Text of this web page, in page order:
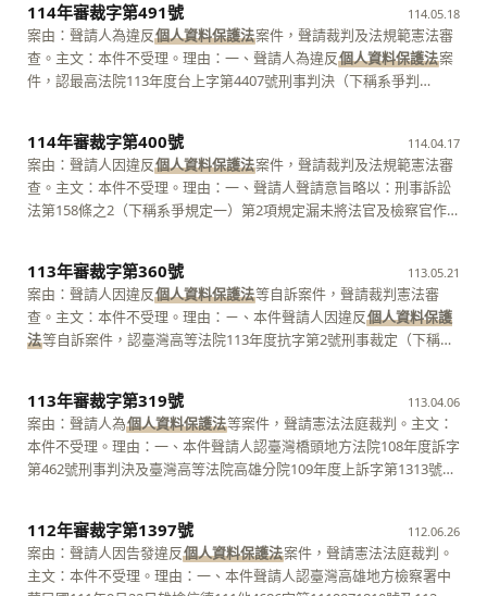
理解，牴觸憲法，聲請裁判憲法審查等語。 二、按人民於其憲法上所
保障之權利遭受不法侵害，經依法定程序用盡審級救濟程序，對於所
受不利確定終局裁判，認有牴觸憲法者，得自用盡審級救濟之最終裁
判送達後翌日起之6個月不變期間內，聲請憲法法庭為宣告違憲之判
查庭得以一致決裁定不受理，憲訴法第59條及第15條第2項第7款定有
明文。又，憲訴法第59條第1項所定裁判憲法審查制度，係賦予人民就
其依法定程序用盡審級救濟之案件，認確定終局裁判解釋及適用法
律，有誤認或忽略基本權利重要意義，或違反通常情況下所理解之憲
查，如非針對確定終局裁判就法律之解釋、適用悖離憲法基本權利與
憲法價值，而僅爭執法院認事用法所持見解者，即難謂合於聲請裁判
憲法審查之法定要件。 三、核聲請人意旨所陳，僅係以一己之見解，
爭執系爭確定終局裁定認事用法所持見解，尚難謂已具體敘明其憲法
要件不合，本庭爰以一致決裁定不受理。 憲法法庭第二審查庭 審判
長 大法官 呂太郎 大法官大法官 蔡宗珍 朱富美
114年審裁字第491號 114.05.18
案由：聲請人為違反個人資料保護法案件，聲請裁判及法規範憲法審
查。主文：本件不受理。理由：一、聲請人為違反個人資料保護法案
件，認最高法院113年度台上字第4407號刑事判決（下稱系爭判
判決未通知聲請人及其辯護人該案係採書面審理模式及最後補充陳述
之時間，遽予駁回聲請人之第三審上訴，致聲請人無從有效行使防禦
權，顯違反正當法律程序、公平審判原則，並侵害聲請人受憲法第16
條保障之訴訟權；另系爭規定未設有判決前應通知上訴人最後補充理
及憲法第16條保障訴訟權之意旨。 (二)聲請人於判決確定後，向執行
檢察官聲請拷貝其遭沒收之筆記型電腦及隨身硬碟中與其日常生活或
工作職業相關之重要檔案，執行檢察官認該等電磁紀錄為沒收效力所
及，而駁回聲請，上開駁回處分肇因於系爭判決認該等電磁紀錄之處
理，概屬檢察官之職權，而未為明確之指示所致，執行檢察官因而擅
按人民於其憲法上所保障之權利遭受不法侵害，經依法定程序用盡審
級救濟程序，對於所受不利確定終局裁判，或該裁判及其所適用之法
規範，認有牴觸憲法者，得聲請憲法法庭為宣告違憲之判決；聲請不
合程式或不備其他要件，審查庭得以一致決裁定不受理，憲法訴訟法
經系爭判決以上訴不合法予以駁回，核聲請意旨，聲請人係對終審法
院之程序進行事項及裁判理由而為爭執，是本件聲請應以系爭判決為
確定終局判決。 (二)系爭規定係立法者考量第三審為法律審及終審，
114年審裁字第400號 114.04.17
案由：聲請人因違反個人資料保護法案件，聲請裁判及法規範憲法審
查。主文：本件不受理。理由：一、聲請人聲請意旨略以：刑事訴訟
法第158條之2（下稱系爭規定一）第2項規定漏未將法官及檢察官作
條所定告知義務所取得被告或犯罪嫌疑人之陳述，就其證據能力有無
之認定，為如系爭規定一所定之規範，是系爭規定一及二均侵害聲請
人受憲法保障之訴訟權而違憲。另，最高法院112年度台上字第3824
號刑事判決（下稱系爭終審判決）不當適用系爭規定二、臺灣高等法
系爭規定一，以及臺灣新北地方法院109年度訴字第941號刑事判決
（下稱系爭第一審判決）未適用系爭規定一之結果，致檢察官於他案
偵查程序中違背刑事訴訟法第95條規定之告知義務所取得聲請人以告
發人身分所為對己不利之陳述（下稱系爭自白），仍具證據能力，侵
程序用盡審級救濟程序，對於所受不利確定終局裁判，或該裁判及其
所適用之法規範，認有牴觸憲法者，得聲請憲法法庭為宣告違憲之判
決；依其立法意旨，裁判憲法審查制度乃為處理各法院裁判於解釋法
113年審裁字第360號 113.05.21
案由：聲請人因違反個人資料保護法等自訴案件，聲請裁判憲法審
查。主文：本件不受理。理由：ㄧ、本件聲請人因違反個人資料保護
法等自訴案件，認臺灣高等法院113年度抗字第2號刑事裁定（下稱系
障財產權及訴訟權之意旨等語。 二、按人民於其憲法上所保障之權利
遭受不法侵害，經依法定程序用盡審級救濟程序，對於所受不利確定
終局裁判，或該裁判及其所適用之法規範，認有牴觸憲法者，得聲請
憲法法庭為宣告違憲之判決；上列聲請應自用盡審級救濟之最終裁判
不備其他要件者，審查庭得以一致決裁定不受理，憲法訴訟法第59條
及第15條第2項第7款分別定有明文。又，憲法訴訟法第59條第1項所
定裁判憲法審查制度，係賦予人民就其依法定程序用盡審級救濟之案
件，認確定終局裁判解釋及適用法律，有誤認或忽略基本權利重要意
113年審裁字第319號 113.04.06
案由：聲請人為個人資料保護法等案件，聲請憲法法庭裁判。主文：
本件不受理。理由：一、本件聲請人認臺灣橋頭地方法院108年度訴字
第462號刑事判決及臺灣高等法院高雄分院109年度上訴字第1313號
形下，即認定聲請人犯罪，違反無罪推定原則；且刑期過重，違反平
等原則及比例原則等語，聲請憲法法庭裁判。 二、查聲請人就系爭判
決一提起上訴，經系爭判決二以其上訴無理由而駁回，且就所犯恐嚇
112年審裁字第1397號 112.06.26
案由：聲請人因告發違反個人資料保護法案件，聲請憲法法庭裁判。
主文：本件不受理。理由：一、本件聲請人認臺灣高雄地方檢察署中